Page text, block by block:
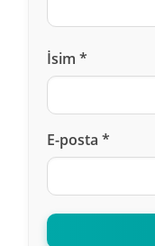
Merhaba 1
planliyoruz
Cevapla
İsim *
E-posta *